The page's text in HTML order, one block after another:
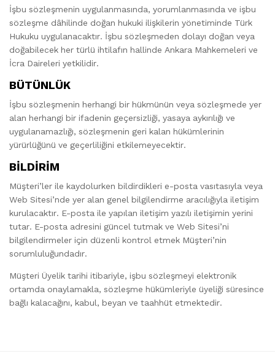
İşbu sözleşmenin uygulanmasında, yorumlanmasında ve işbu
sözleşme dâhilinde doğan hukuki ilişkilerin yönetiminde Türk
Hukuku uygulanacaktır. İşbu sözleşmeden dolayı doğan veya
doğabilecek her türlü ihtilafın hallinde Ankara Mahkemeleri ve
İcra Daireleri yetkilidir.
BÜTÜNLÜK
İşbu sözleşmenin herhangi bir hükmünün veya sözleşmede yer
alan herhangi bir ifadenin geçersizliği, yasaya aykırılığı ve
uygulanamazlığı, sözleşmenin geri kalan hükümlerinin
yürürlüğünü ve geçerliliğini etkilemeyecektir.
BİLDİRİM
Müşteri’ler ile kaydolurken bildirdikleri e-posta vasıtasıyla veya
Web Sitesi’nde yer alan genel bilgilendirme aracılığıyla iletişim
kurulacaktır. E-posta ile yapılan iletişim yazılı iletişimin yerini
tutar. E-posta adresini güncel tutmak ve Web Sitesi’ni
bilgilendirmeler için düzenli kontrol etmek Müşteri’nin
sorumluluğundadır.
Müşteri Üyelik tarihi itibariyle, işbu sözleşmeyi elektronik
ortamda onaylamakla, sözleşme hükümleriyle üyeliği süresince
bağlı kalacağını, kabul, beyan ve taahhüt etmektedir.